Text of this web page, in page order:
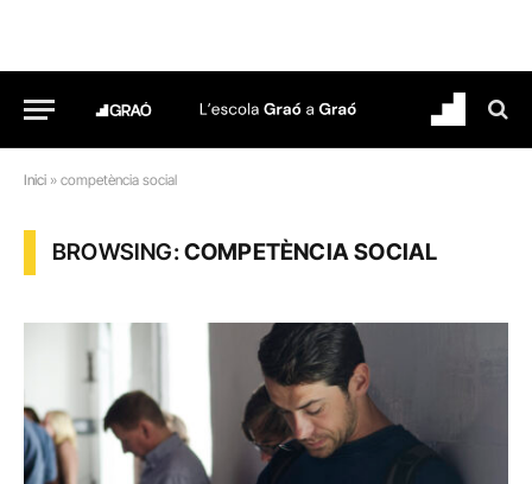
Inici » competència social
BROWSING:COMPETÈNCIA SOCIAL